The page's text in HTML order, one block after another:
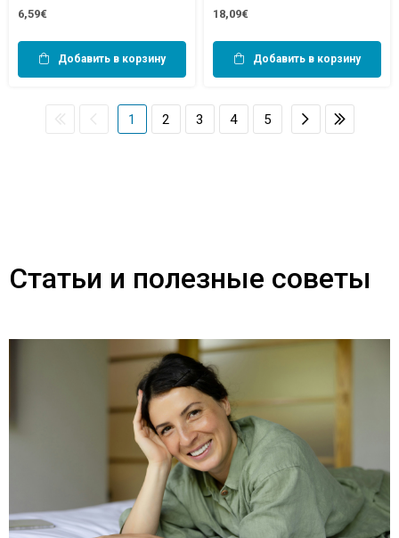
6,59€
Добавить в корзину
18,09€
Добавить в корзину
1 2 3 4 5
Статьи и полезные советы